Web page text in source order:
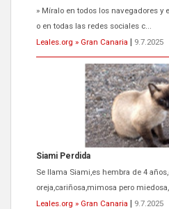
Se llama Siami,es hembra de 4
oreja,cariñosa,mimosa pero
Leales.org » Gran Canaria
9.7.2025
ADOPCIÓN URGENTE GATA
El ayuntamiento se va a llevar a Los
próximos días, ella incluida...
Leales.org » Gran Canaria
9.7.2025